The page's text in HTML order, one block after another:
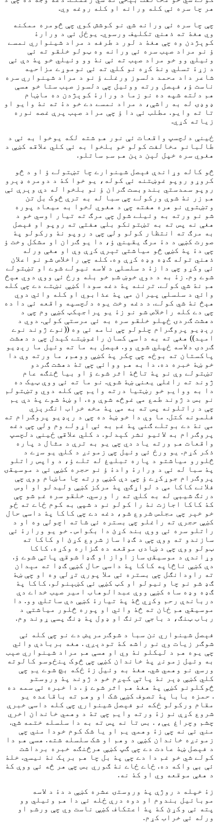
هر چا سره ئې کله ورانه او کله روغه وي.
چې چا سره ئې ورانه شي نو کوشش کوي چې څومره ممکنه
وي هغۀ ته ذهني تکليف ورسوي. يوځل ئې د ورارۀ
کوېژدن وه چې هغۀ د لور د طرفه د مراد شينواري نمسے
ؤ نو مراد صېب سره ئې ورانه وه ټولو خلقو ته ئې
وئيلي وو خو مراد صېب ته ئې نۀ وو وئيلي خو پۀ دې ئې
د زړۀ تسلي ونۀ کړه نو کلي ته ئې نوموړے مزاحيه
شاعر داد محمد دلسوز ورغلے ؤ نو د مراد شينواري سره
ناست ؤ، فېصل ورته ووئيل چې دلسوز صېب ستا خو هسې
هم دلته شپه ده نو زما د ورارۀ کوېژدن ده ماښام
ډوډۍ له به راشې، د مراد نمسے دے خو دۀ ته نۀ وايو او
تا ته وايو. مطلب ئې دا ؤ چې مراد صېب پرې غصه نوره
زیاته کړي.
ځينې دلچسپ واقعات ئې نور هم شته لکه يوخوا به ئې د
طالبانو مخالفت کولو خو بلخوا به ئې کلي علاقه کښې د
هغوي سره خپل لېن دېن هم سم ساتلو.
څو کاله وړاندې فېصل شينوارے چا تښتولے ؤ او د څو
کروړو روپو غوښتنه ئې کوله، يو خوا کۀ د دومره ډېرو
روپو سمدستي بندوبست ګران ؤ نو بلخوا له دې وېرې ئې
هم زر نۀ شوې ورکولے چې سبا له به ترې څوک بل تن
وتښتوي نو هره هفته چې د هغوي لخوا به ميعاد پوره
شو نو ورته به وئيلے شول چې مرګ ته تيار اوسي خو د
هغې نه پس ته به تښتونکو بلې هفتې ته روپو او فېصل
به مرګ ته انتظار کولو ولې چې د روپو نۀ ورکولو پۀ
صورت کښې د دۀ مرګ يقيني ؤ، دا يو ګران او مشکل وخت ؤ
چې دۀ پۀ کښې څو مياشتې تېرې کړې وې او هغې ورله
ذهني توله ګډه وډه کړې وه. کله چې راخلاص شو نو اعلان
ئې وکړو چې دا زۀ د سلسلې د لاسه نيولے شوے او تښتولے
شوے وم. زۀ به د دوي خوښ شم خو بله ورځ ئې ووې دوي هېڅ
هم نۀ شي کولے. ترننه پۀ دغه سودا کښې نښتے دے چې کله
وائي د سلسلې پيران مې پۀ عذابوي او کله وائي دوي
هېڅ نۀ شي کولے. د دغه وخت يوه دلچسپه واقعه ئې دا ده
چې دے کله راخلاص شو نو زۀ يو پراجېکټ کښې وم چې د
دهشت ګردۍ ځپلو خلقو سره به ئې مرستې کولې. دوي د
رېډيو پروګرام چلولو چې نامه ئې وه ((نوے ژوند نوے
امېد)) هغې ته به داسې کسان راغوښتے کېدل چې د دهشت
ګردۍ دلاسه ځپلي شوي وو. فېصل به ما ته وئيل ما رېډيو
پاکستان ته بوځه چې چکر پۀ کښې ووهم، ما ورته وې دا
خو ښۀ خبره ده. دا به هم ووائې چې تۀ دهشت ګردو
تښتولے وې نو پۀ تاڅۀ اثر شوے ؤ او بيا څنګه عام
ژوند ته راغلې يعنې ښۀ شوې. نو ما ته ئې ووې ټيک ده
دا به ووايم خو رښتيا درته وايم چې کله دوي وتښتولم
نو بس د ژوند طمع مې غوڅه شوې وه. او ښۀ شوے پۀ دې يم
چې د راتلونه پس ته به مې پۀ مخه خراب انګرېزي
فلمونه کتل. ما وې دا خو ښۀ ده چې د رېډيو پروګرام ته
مې نۀ دے بوتلے ګنې پۀ غم به ئې اړولے وم ولې چې دغه
پروګرام به لائيو نشر کېدلو. د کلي علاقې ځينې دلچسپ
واقعات هم ورته ياد دي چې يو به ترې د مثال د پاره
ذکر کړم. يو ورځ ئې وئيل چې زمونږ د کلي يو سړے د
څلورو مياشتو د پاره تبليغ له تلے ؤ، د واپس راتلو
پۀ سبا له ئې د ورارۀ وادۀ ؤ نو حجره کښې ئې د موسيقۍ
پروګرام جوړکړے ؤ چې دې کښې ورته چا ماښام ووې چې
فلانے کاکا مې د لواړګي پۀ مرکز کښې وليدلو او اوس
درنګ شيبې له به کلي ته را ورسي. خلقو سره غم شو چې
کۀ کاکا اجازت نۀ را کولو نو د شپې به کوم ځاے ته ځو
خو خېر چې مجلس شروع شو، دغه دے چې کاکا پۀ داسې حال
کښې حجرې ته راغلو چې بستره ئې شاته اچولې وه او د
راتلو سره ئې ووې بند کړئ دا بکواس . خو يو ورارۀ ئې
سازندو ته ووې چې د ګډا ساز شروع کړئ او کاکا ته
ټولو ووې چې د ښادۍ موقعه ده ګزاره وکړه. کاکا
وړاندې د موسيقۍ ساز اواز او ګډا شوقي پاتې شوے ؤ.
دې کښې ناڅاپه کاکا پۀ داسې حال کښې ګډا ته مېدان
ته راودانګل چې بستره ئې ملا پورې تړلې وه او چې ښۀ
ګډ شو نو چا ونيولو او کټ کښې ئې کښېنولو. کاکا پۀ
ګډه وډه ساه کښې ووې عبدالوهاب امیر صیب خداے دې
درباندې رحم وکړي څۀ پۀ تيارۀ کښې دې ساتلي وو. دا
موسيقي هم ځان ته څۀ وائي او پوره څلور مياشتې د
رباب ټنګ، د باجې ترنګ او ډول پۀ ډنګ پسې ړوند وم.
فېصل شينواري نن سبا د شوګرمريض دے نو چې کله ئې
شوګر زيات وي نو راشه کۀ تودېږي . هغه بربادې وائي
چې يوه هم د ليکلو نۀ وي او هسې هم مراد شينواري صېب
به وئيل زمونږ پۀ خاندان کښې چې څوک پنځوسو کالوته
ورسي نو وهمي شي. هغۀ به وئيل زۀ ځکه بچ شوے يم چې
کلي کښې ډېر نۀ پاتې کېږم خو د ژوند پۀ وروستو
څوکلونو کښې پۀ هغۀ هم اثر شوے ؤ . دا خبره ئې سمه ده
. حمزه بابا پۀ تصوف کښې شک او وهم ته باقاعده يو
مقام ورکولو ځکه نو فېصل شينواري چې کله داسې خبرې
شروع کړې نو زۀ ورته وايم چې تۀ د وهمي خاندان اخري
چشم وچراغ يې، . بس تا نه پس ته به دا سلسله ختمه شي.
مني ئې نه چې زۀ وهمي يم او يا شک کوم خودا مني چې
زمونږه خاندان کښې د وهم او شک سلسله شته. هسې هم دا
د فېصل ښۀ عادت دے چې ګپ کښې هرڅنګه خبره برداشت
کولے شي خو غم دا دے چې پۀ بل چا هم برېک نۀ نيسي. خلۀ
ئې بې واکه ده. ځاے ځاے نۀ ګوري بس چې هر څه ئې ووې کۀ
د هغې موقعه وي او کۀ نه.
زۀ خپله د روژې پۀ وروستۍ عشره کښې د دۀ د لاسه
موبائيل بندوم او دوه درې ځله ئې دا هم وئيلي وو
پته ئې وکړئ کۀ پۀ اعتکاف کښې ناست وي چې ورشم او
ورله ئې خراب کړم.